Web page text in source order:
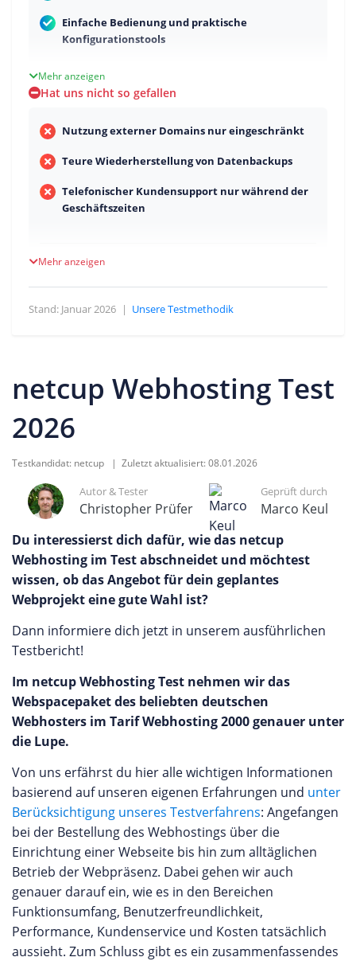
Einfache Bedienung und praktische
Konfigurationstools
Mehr anzeigen
Hat uns nicht so gefallen
Nutzung externer Domains nur eingeschränkt
Teure Wiederherstellung von Datenbackups
Telefonischer Kundensupport nur während der
Geschäftszeiten
Mehr anzeigen
Stand: Januar 2026 | Unsere Testmethodik
netcup Webhosting Test
2026
Testkandidat: netcup | Zuletzt aktualisiert:08.01.2026
Autor & Tester
Christopher Prüfer
Geprüft durch
Marco Keul
Du interessierst dich dafür, wie das netcup
Webhosting im Test abschneidet und möchtest
wissen, ob das Angebot für dein geplantes
Webprojekt eine gute Wahl ist?
Dann informiere dich jetzt in unserem ausführlichen
Testbericht!
Im netcup Webhosting Test nehmen wir das
Webspacepaket des beliebten deutschen
Webhosters im Tarif Webhosting 2000 genauer unter
die Lupe.
Von uns erfährst du hier alle wichtigen Informationen
basierend auf unseren eigenen Erfahrungen und unter
Berücksichtigung unseres Testverfahrens: Angefangen
bei der Bestellung des Webhostings über die
Einrichtung einer Webseite bis hin zum alltäglichen
Betrieb der Webpräsenz. Dabei gehen wir auch
genauer darauf ein, wie es in den Bereichen
Funktionsumfang, Benutzerfreundlichkeit,
Performance, Kundenservice und Kosten tatsächlich
aussieht. Zum Schluss gibt es ein zusammenfassendes